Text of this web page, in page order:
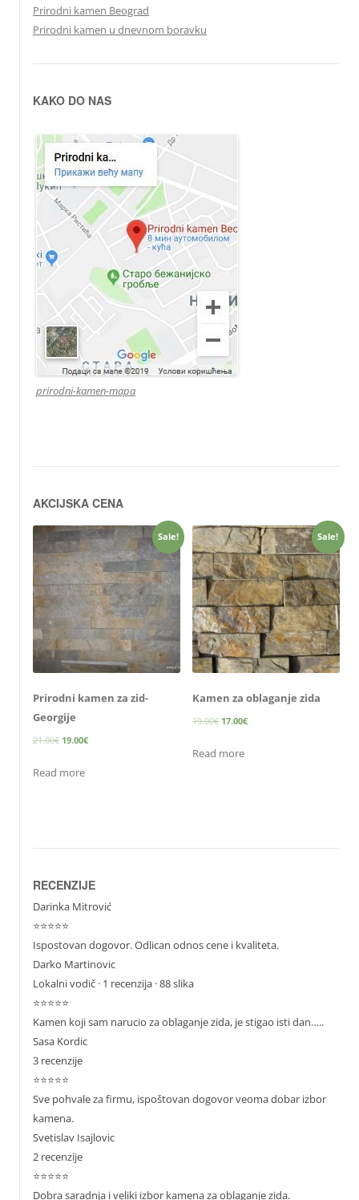
Prirodni kamen Beograd
Prirodni kamen u dnevnom boravku
KAKO DO NAS
prirodni-kamen-mapa
AKCIJSKA CENA
Sale!
Prirodni kamen za zid-
Georgije
21.00€ 19.00€
Read more
Sale!
Kamen za oblaganje zida
19.00€ 17.00€
Read more
RECENZIJE
Darinka Mitrović
⭐⭐⭐⭐⭐
Ispostovan dogovor. Odlican odnos cene i kvaliteta.
Darko Martinovic
Lokalni vodič· 1 recenzija · 88 slika
⭐⭐⭐⭐⭐
Kamen koji sam narucio za oblaganje zida, je stigao isti dan…..
Sasa Kordic
3 recenzije
⭐⭐⭐⭐⭐
Sve pohvale za firmu, ispoštovan dogovor veoma dobar izbor
kamena.
Svetislav Isajlovic
2 recenzije
⭐⭐⭐⭐⭐
Dobra saradnja i veliki izbor kamena za oblaganje zida.